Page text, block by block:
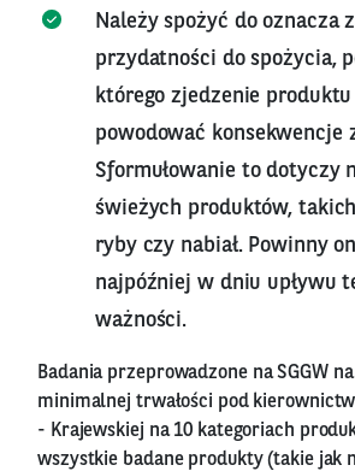
Należy spożyć do oznacza
przydatności do spożycia,
którego zjedzenie produktu
powodować konsekwencje
Sformułowanie to dotyczy
świeżych produktów,
ryby czy nabiał. Powinny
najpóźniej w dniu upływu
ważności.
Badania przeprowadzone na SGGW
minimalnej trwałości pod
- Krajewskiej na 10 kategoriach
wszystkie badane produkty (takie jak